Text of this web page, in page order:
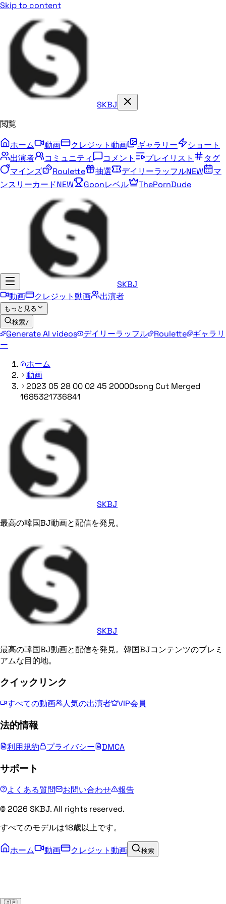
Skip to content
SKBJ
閲覧
ホーム
動画 クレジット動画 ギャラリー
ショート
出演者
コミュニティ コメント プレイリスト
タグ
マインズ
Roulette 抽選 デイリーラッフルNEW
マ
ンスリーカードNEW Goonレベル ThePornDude
SKBJ
動画
クレジット動画 出演者
もっと見る
検索/
Generate AI videos デイリーラッフル Roulette
ギャラリ
ー
ホーム
動画
2023 05 28 00 02 45 20000song Cut Merged
1685321736841
SKBJ
最高の韓国BJ動画と配信を発見。
SKBJ
最高の韓国BJ動画と配信を発見。韓国BJコンテンツのプレミ
アムな目的地。
クイックリンク
すべての動画 人気の出演者 VIP会員
法的情報
利用規約 プライバシー DMCA
サポート
よくある質問 お問い合わせ
報告
© 2026 SKBJ. All rights reserved.
すべてのモデルは18歳以上です。
ホーム 動画 クレジット動画 検索